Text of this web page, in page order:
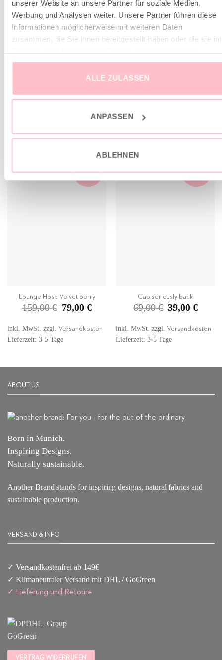
unserer Website an unsere Partner für soziale Medien,
Werbung und Analysen weiter. Unsere Partner führen diese
Informationen möglicherweise mit weiteren Daten
zusammen, die Sie ihnen bereitgestellt haben oder die sie im
ALLE ZULASSEN
ANPASSEN
ABLEHNEN
Lässige Passform
100% cruelty free cashmere
Das Model misst 177 cm und trägt Gr. M
ÄHNLICHE PRODUKTE
sale
Lounge Hose Velvet berry
159,00€
Ursprünglicher
Preis
159,00 €
79,00 €Aktueller
Preis
inkl. MwSt. zzgl. Versandkosten
Lieferzeit: 3-5 Tage
sale
Cap seriously batik
69,00€
Ursprünglicher
Preis
69,00 €
39,00 €Preis
inkl. MwSt. zzgl. Versandkosten
Lieferzeit: 3-5 Tage
ABOUT US
Born in Munich.
Inspiring Designs.
Naturally sustainable.
Another Brand stands for inspiring designs, natural fabrics and
sustainable production.
VERSAND & INFO
✓ Versandkostenfrei ab 149€
✓ Klimaneutraler Versand mit DHL / GoGreen
✓ Lieferung und Retoure
VERTRAG WIDERRUFEN